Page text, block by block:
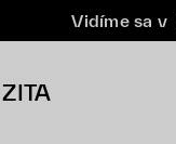
Vidíme sa v